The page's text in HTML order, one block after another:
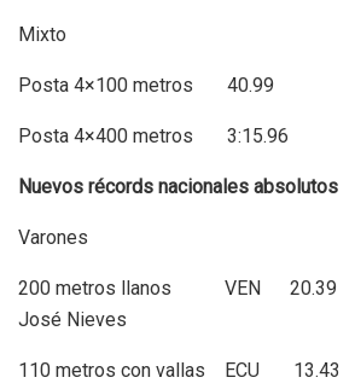
Mixto
Posta 4×100 metros 40.99
Posta 4×400 metros 3:15.96
Nuevos récords nacionales absolutos
Varones
200 metros llanos VEN
José Nieves
110 metros con vallas ECU